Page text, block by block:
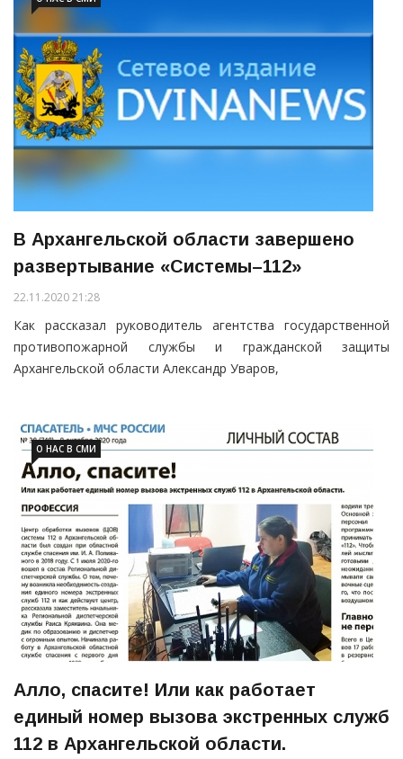
В Архангельской области завершено
развертывание «Системы–112»
22.11.2020 21:28
Как рассказал руководитель агентства государственной
противопожарной службы и гражданской защиты
Архангельской области Александр Уваров,
О НАС В СМИ
Алло, спасите! Или как работает
единый номер вызова экстренных служб
112 в Архангельской области.